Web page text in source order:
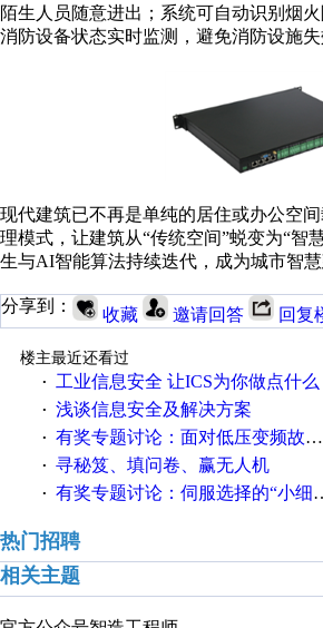
陌生人员随意进出；系统可自动识别烟
消防设备状态实时监测，避免消防设施
现代建筑已不再是单纯的居住或办公空
理模式，让建筑从“传统空间”蜕变为“智
生与AI智能算法持续迭代，成为城市智
分享到： 收藏 邀请回答 回复
楼主最近还看过
·
工业信息安全 让ICS为你做点什么
· 浅谈信息安全及解决方案
· 有奖专题讨论：面对低压变频故障，老手是这样解决的！
· 寻秘笈、填问卷、赢无人机
· 有奖专题讨论：伺服选择的“小细节大学问”奖励公告
热门招聘
相关主题